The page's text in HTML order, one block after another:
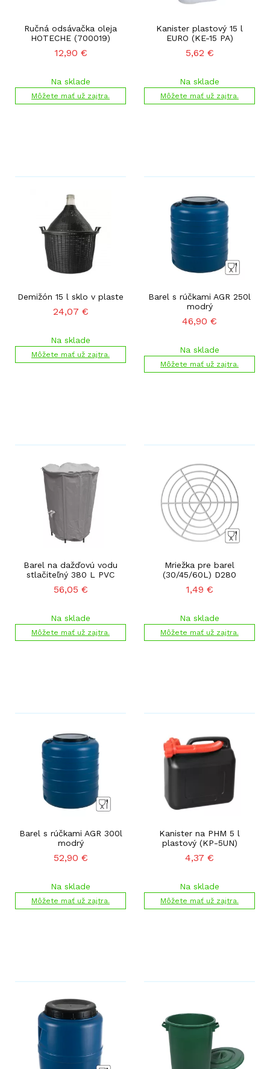
Ručná odsávačka oleja
HOTECHE (700019)
12,90 €
Na sklade
Môžete mať už zajtra.
Kanister plastový 15 l
EURO (KE-15 PA)
5,62 €
Na sklade
Môžete mať už zajtra.
Demižón 15 l sklo v plaste
24,07 €
Na sklade
Môžete mať už zajtra.
Barel s rúčkami AGR 250l
modrý
46,90 €
Na sklade
Môžete mať už zajtra.
Barel na dažďovú vodu
stlačiteľný 380 L PVC
56,05 €
Na sklade
Môžete mať už zajtra.
Mriežka pre barel
(30/45/60L) D280
1,49 €
Na sklade
Môžete mať už zajtra.
Barel s rúčkami AGR 300l
modrý
52,90 €
Na sklade
Môžete mať už zajtra.
Kanister na PHM 5 l
plastový (KP-5UN)
4,37 €
Na sklade
Môžete mať už zajtra.